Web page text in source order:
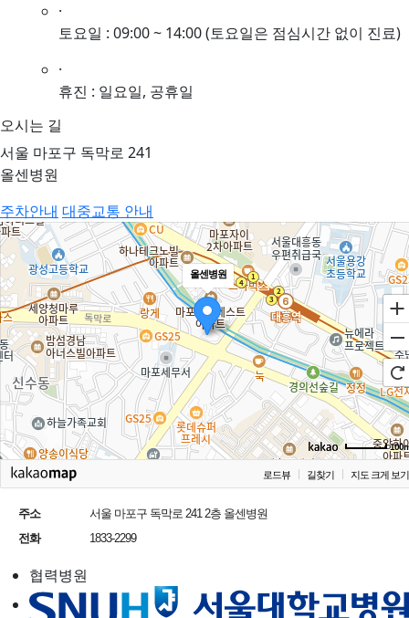
·
토요일 : 09:00 ~ 14:00(토요일은 점심시간 없이 진료)
·
휴진 : 일요일, 공휴일
오시는 길
서울 마포구 독막로 241
올센병원
주차안내 대중교통 안내
올센병원
로드뷰 길찾기 지도 크게 보기
주소
서울 마포구 독막로 241 2층 올센병원
전화
1833-2299
협력병원